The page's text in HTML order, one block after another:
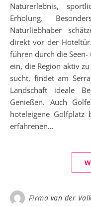
Naturerlebnis,
Erholung.
Naturliebhaber
direkt vor der
führen durch die
ein, die Region aktiv
sucht, findet am
Landschaft ideale
Genießen. Auch
hoteleigene Golfplatz
erfahrenen…
Firma van der